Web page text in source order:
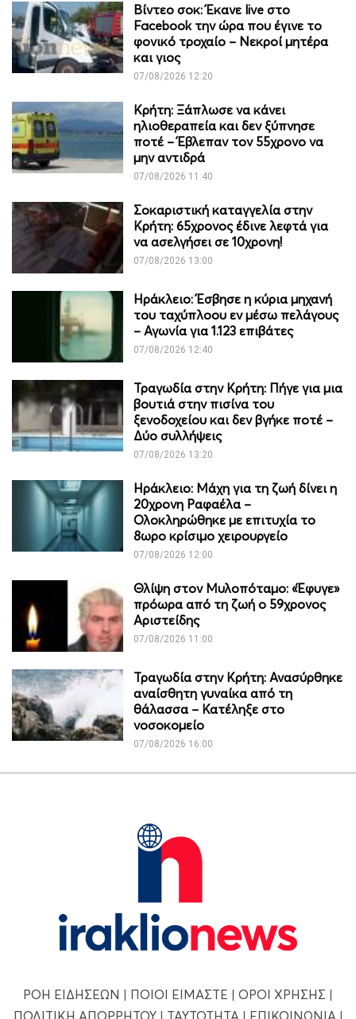
Βίντεο σοκ: Έκανε live στο
Facebook την ώρα που έγινε το
φονικό τροχαίο – Νεκροί μητέρα
και γιος
07/08/2026 12:20
Κρήτη: Ξάπλωσε να κάνει
ηλιοθεραπεία και δεν ξύπνησε
ποτέ – Έβλεπαν τον 55χρονο να
μην αντιδρά
07/08/2026 11:40
Σοκαριστική καταγγελία στην
Κρήτη: 65χρονος έδινε λεφτά για
να ασελγήσει σε 10χρονη!
07/08/2026 13:00
Ηράκλειο: Έσβησε η κύρια μηχανή
του ταχύπλοου εν μέσω πελάγους
– Αγωνία για 1.123 επιβάτες
07/08/2026 12:40
Τραγωδία στην Κρήτη: Πήγε για μια
βουτιά στην πισίνα του
ξενοδοχείου και δεν βγήκε ποτέ –
Δύο συλλήψεις
07/08/2026 13:20
Ηράκλειο: Μάχη για τη ζωή δίνει η
20χρονη Ραφαέλα –
Ολοκληρώθηκε με επιτυχία το
8ωρο κρίσιμο χειρουργείο
07/08/2026 12:00
Θλίψη στον Μυλοπόταμο: «Έφυγε»
πρόωρα από τη ζωή ο 59χρονος
Αριστείδης
07/08/2026 11:00
Τραγωδία στην Κρήτη: Ανασύρθηκε
αναίσθητη γυναίκα από τη
θάλασσα – Κατέληξε στο
νοσοκομείο
07/08/2026 16:00
ΡΟΗ ΕΙΔΗΣΕΩΝ | ΠΟΙΟΙ ΕΙΜΑΣΤΕ | ΟΡΟΙ ΧΡΗΣΗΣ |
ΠΟΛΙΤΙΚΗ ΑΠΟΡΡΗΤΟΥ| ΤΑΥΤΟΤΗΤΑ | ΕΠΙΚΟΙΝΩΝΙΑ |